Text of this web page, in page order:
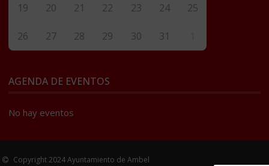
19 20 21 22 23 24 25
26 27 28 29 30 31
AGENDA DE EVENTOS
No hay eventos
Copyright 2024 Ayuntamiento de Ambel